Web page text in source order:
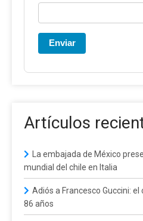
Enviar
Artículos
La embajada de México
mundial del chile en Italia
Adiós a Francesco Guccini:
86 años